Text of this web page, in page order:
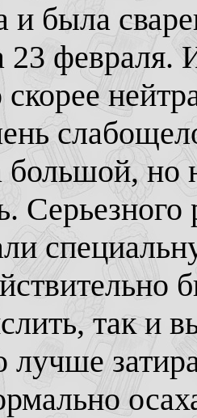
и была
февраля.
скорее
большой, но
Серьезного
так и